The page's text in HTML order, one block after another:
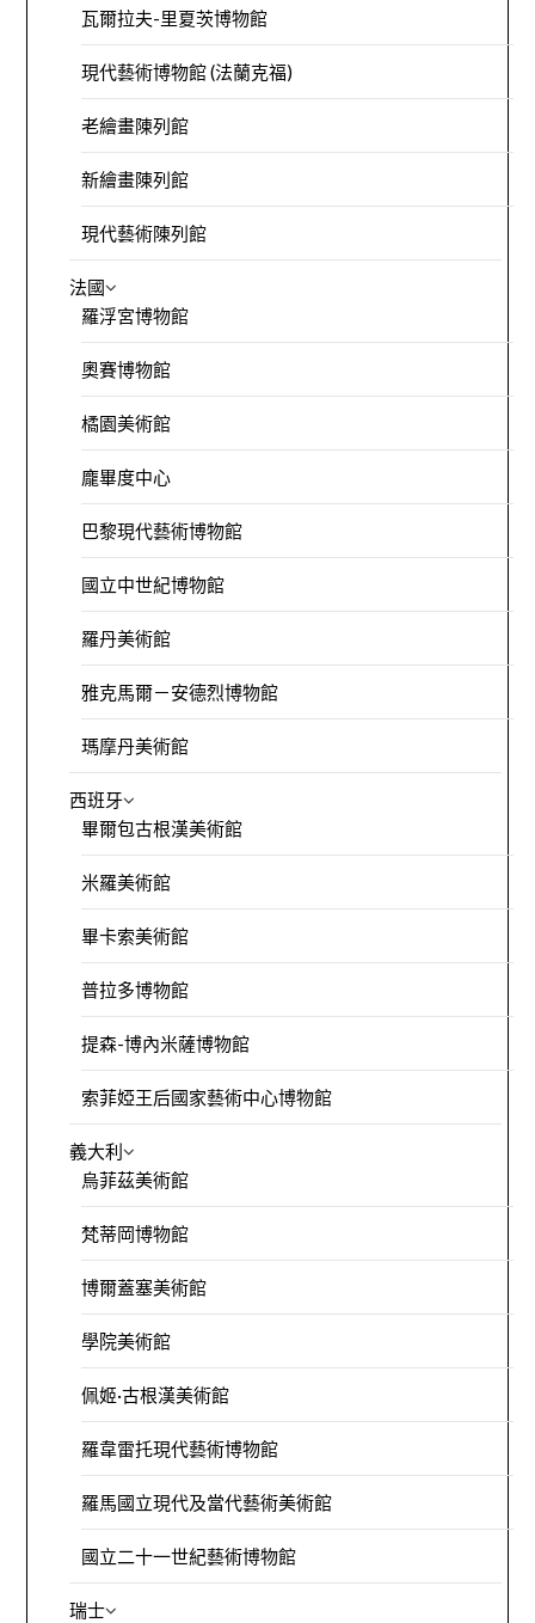
瓦爾拉夫-里夏茨博物館
現代藝術博物館 (法蘭克福)
老繪畫陳列館
新繪畫陳列館
現代藝術陳列館
法國
羅浮宮博物館
奧賽博物館
橘園美術館
龐畢度中心
巴黎現代藝術博物館
國立中世紀博物館
羅丹美術館
雅克馬爾－安德烈博物館
瑪摩丹美術館
西班牙
畢爾包古根漢美術館
米羅美術館
畢卡索美術館
普拉多博物館
提森-博內米薩博物館
索菲婭王后國家藝術中心博物館
義大利
烏菲茲美術館
梵蒂岡博物館
博爾蓋塞美術館
學院美術館
佩姬·古根漢美術館
羅韋雷托現代藝術博物館
羅馬國立現代及當代藝術美術館
國立二十一世紀藝術博物館
瑞士